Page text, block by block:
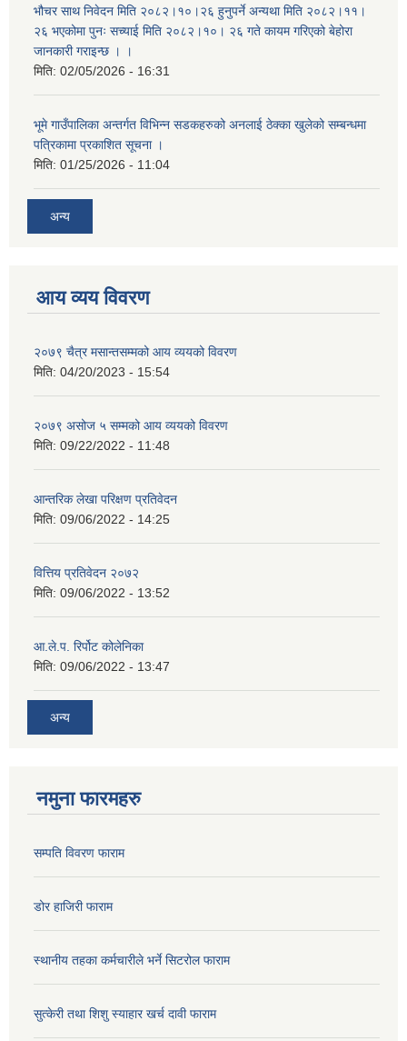
भौचर साथ निवेदन मिति २०८२।१०।२६ हुनुपर्ने अन्यथा मिति २०८२।११।
२६ भएकोमा पुनः सच्याई मिति २०८२।१०। २६ गते कायम गरिएको बेहोरा
जानकारी गराइन्छ । ।
मिति: 02/05/2026 - 16:31
भूमे गाउँपालिका अन्तर्गत विभिन्न सडकहरुको अनलाई ठेक्का खुलेको सम्बन्धमा
पत्रिकामा प्रकाशित सूचना ।
मिति: 01/25/2026 - 11:04
अन्य
आय व्यय विवरण
२०७९ चैत्र मसान्तसम्मको आय व्ययको विवरण
मिति: 04/20/2023 - 15:54
२०७९ असोज ५ सम्मको आय व्ययको विवरण
मिति: 09/22/2022 - 11:48
आन्तरिक लेखा परिक्षण प्रतिवेदन
मिति: 09/06/2022 - 14:25
वित्तिय प्रतिवेदन २०७२
मिति: 09/06/2022 - 13:52
आ.ले.प. रिर्पोट कोलेनिका
मिति: 09/06/2022 - 13:47
अन्य
नमुना फारमहरु
सम्पति विवरण फाराम
डोर हाजिरी फाराम
स्थानीय तहका कर्मचारीले भर्ने सिटरोल फाराम
सुत्केरी तथा शिशु स्याहार खर्च दावी फाराम